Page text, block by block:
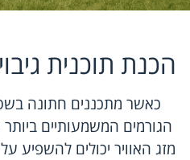
הכנת תוכנית
כאשר מתכננים חתונה
הגורמים המשמעותיים
מזג האוויר יכולים להשפיע